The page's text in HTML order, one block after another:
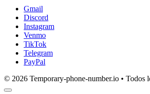
Gmail
Discord
Instagram
Venmo
TikTok
Telegram
PayPal
© 2026 Temporary-phone-number.io • Todos